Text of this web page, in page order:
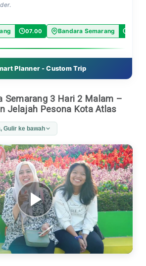
.
07.00 Bandara Semarang
Planner - Custom Trip
Semarang 3 Hari 2 Malam –
Jelajah Pesona Kota Atlas
Gulir ke bawah